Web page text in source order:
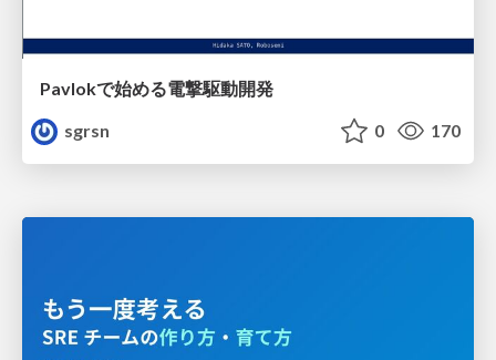
Pavlokで始める電撃駆動開発
sgrsn
0 170